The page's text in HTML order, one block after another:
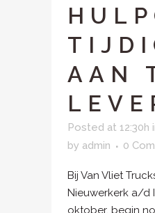
AAN
Posted at 12:30h
by admin 0
Bij Van Vliet
Nieuwerkerk a/d
oktober, begin